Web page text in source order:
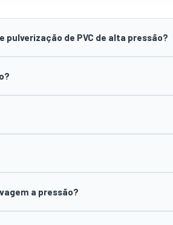
pulverização de PVC de alta pressão?
a pressão?